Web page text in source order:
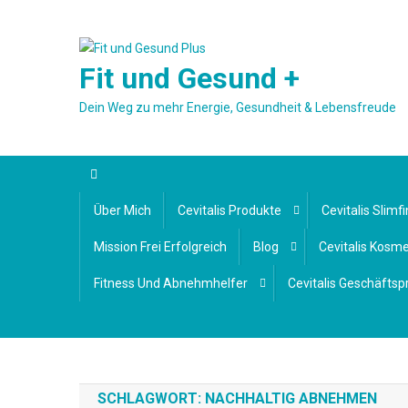
Fit und Gesund +
Dein Weg zu mehr Energie, Gesundheit & Lebensfreude
Über Mich Cevitalis Produkte Cevitalis
Mission Frei Erfolgreich Blog Cevitalis
Fitness Und Abnehmhelfer Cevitalis
SCHLAGWORT: NACHHALTIG ABNEHMEN